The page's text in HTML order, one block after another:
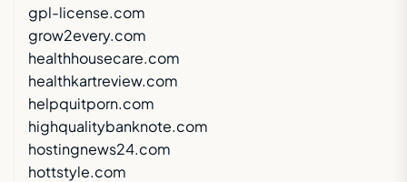
gpl-license.com
grow2every.com
healthhousecare.com
healthkartreview.com
helpquitporn.com
highqualitybanknote.com
hostingnews24.com
hottstyle.com